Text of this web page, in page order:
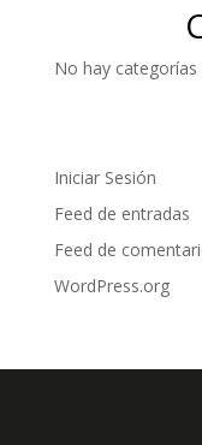
No hay categorías
Iniciar Sesión
Feed de entradas
Feed de
WordPress.org